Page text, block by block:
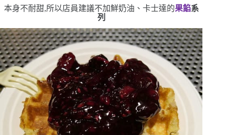
本身不耐甜,所以店員建議不加鮮奶油、卡士達的果餡系
列